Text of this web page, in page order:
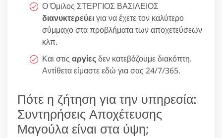
Ο Όμιλος ΣΤΕΡΓΙΟΣ ΒΑΣΙΛΕΙΟΣ
διανυκτερεύειγια να έχετε τον καλύτερο
σύμμαχο στα προβλήματα των αποχετεύσεων
κλπ.
Και στις αργίεςδεν κατεβάζουμε διακόπτη.
Αντίθετα είμαστε εδώ για σας 24/7/365.
Πότε η ζήτηση για την υπηρεσία:
Συντηρήσεις Αποχέτευσης
Μαγούλα είναι στα ύψη;